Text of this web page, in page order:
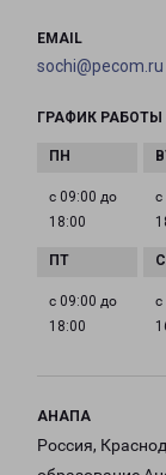
EMAIL
sochi@pecom.ru
ГРАФИК РАБОТЫ
с 09:00 до
18:00
с
с 09:00 до
18:00
с
АНАПА
Россия,